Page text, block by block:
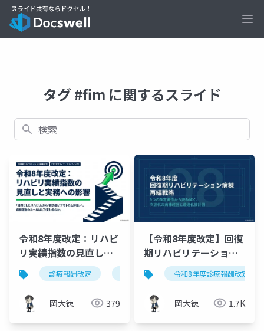
タグ #fim に関するスライド
検索
令和8年度改定：リハビ
リ実績指数の見直しと
実務への影響【回復期
リハ病棟】
診療報酬改定 回復期リハビリテーション リハビ
岡大徳 379
【令和8年度改定】回復
期リハビリテーション
病棟入院料の9つの変更
点を徹底解説
令和8年度診療報酬改定
岡大徳 1.7K